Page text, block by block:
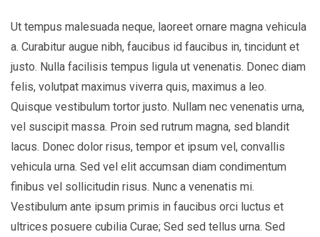
Ut tempus malesuada neque, laoreet ornare magna vehicula
a. Curabitur augue nibh, faucibus id faucibus in, tincidunt et
justo. Nulla facilisis tempus ligula ut venenatis. Donec diam
felis, volutpat maximus viverra quis, maximus a leo.
Quisque vestibulum tortor justo. Nullam nec venenatis urna,
vel suscipit massa. Proin sed rutrum magna, sed blandit
lacus. Donec dolor risus, tempor et ipsum vel, convallis
vehicula urna. Sed vel elit accumsan diam condimentum
finibus vel sollicitudin risus. Nunc a venenatis mi.
Vestibulum ante ipsum primis in faucibus orci luctus et
ultrices posuere cubilia Curae; Sed sed tellus urna. Sed